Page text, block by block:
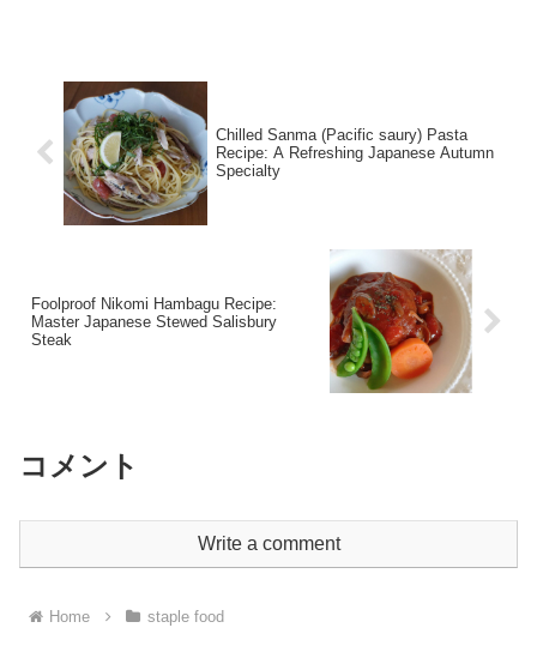
Chilled Sanma (Pacific saury) Pasta
Recipe: A Refreshing Japanese Autumn
Specialty
Foolproof Nikomi Hambagu Recipe:
Master Japanese Stewed Salisbury
Steak
コメント
Write a comment
Home staple food